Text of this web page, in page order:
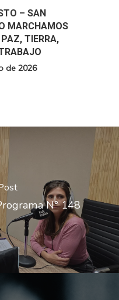
– SAN
MARCHAMOS
TIERRA,
de 2026
N° 148